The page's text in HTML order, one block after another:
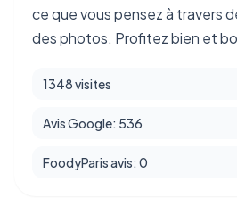
ce que vous pensez à travers
des photos. Profitez bien et
1348 visites
Avis Google: 536
FoodyParis avis: 0